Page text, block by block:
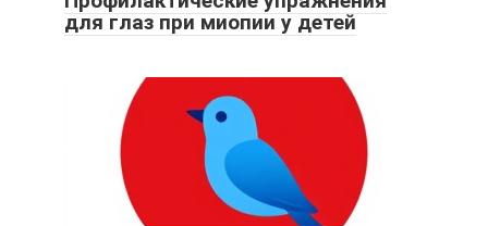
для глаз при миопии у детей